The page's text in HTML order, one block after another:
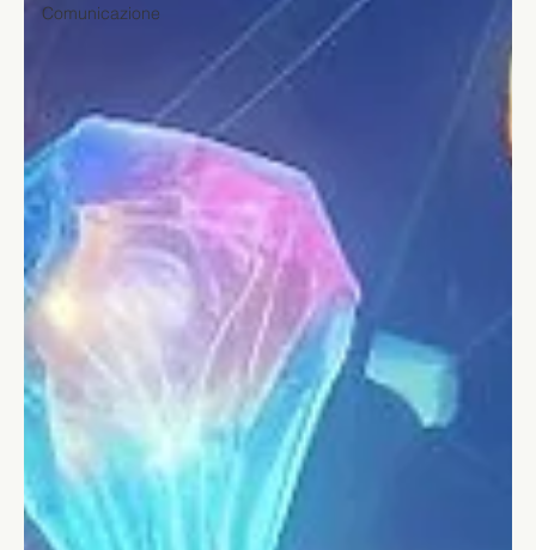
Comunicazione